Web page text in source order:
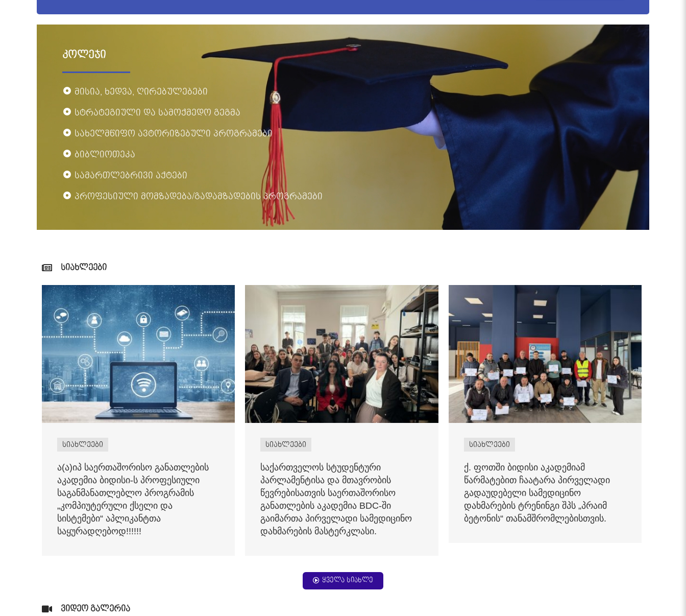
კოლეჯი
მისია, ხედვა, ღირებულებები
სტრატეგიული და სამოქმედო გეგმა
სახელმწიფო ავტორიზებული პროგრამები
ბიბლიოთეკა
სამართლებრივი აქტები
პროფესიული მომზადება/გადამზადების პროგრამები
სიახლეები
სიახლეები
ა(ა)იპ საერთაშორისო განათლების
აკადემია ბიდისი-ს პროფესიული
საგანმანათლებლო პროგრამის
„კომპიუტერული ქსელი და
სისტემები“ აპლიკანტთა
საყურადღებოდ!!!!!!
სიახლეები
საქართველოს სტუდენტური
პარლამენტისა და მთავრობის
წევრებისათვის საერთაშორისო
განათლების აკადემია BDC-ში
გაიმართა პირველადი სამედიცინო
დახმარების მასტერკლასი.
სიახლეები
ქ. ფოთში ბიდისი აკადემიამ
წარმატებით ჩაატარა პირველადი
გადაუდებელი სამედიცინო
დახმარების ტრენინგი შპს „პრაიმ
ბეტონის“ თანამშრომლებისთვის.
ყველა სიახლე
ვიდეო გალერია